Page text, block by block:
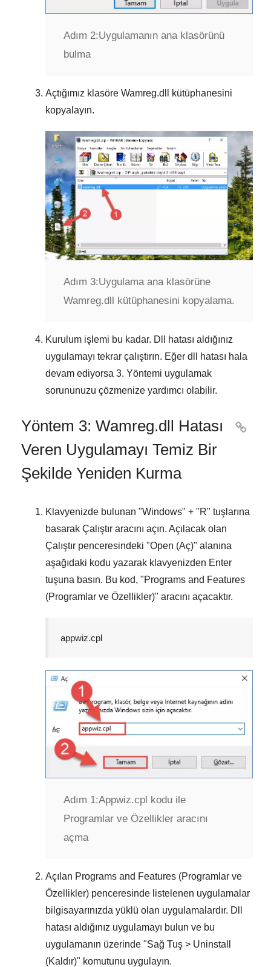
Adım 2:Uygulamanın ana klasörünü
bulma
Açtığımız klasöre Wamreg.dll
kütüphanesini
kopyalayın.
Adım 3:Uygulama ana klasörüne
Wamreg.dll kütüphanesini kopyalama.
Kurulum işlemi bu kadar. Dll hatası aldığınız
uygulamayı tekrar çalıştırın. Eğer dll hatası hala
devam ediyorsa 3. Yöntemi uygulamak
sorununuzu çözmenize yardımcı olabilir.
Yöntem 3: Wamreg.dll Hatası
Veren Uygulamayı Temiz Bir
Şekilde Yeniden Kurma

Klavyenizde bulunan "Windows" + "R" tuşlarına
basarak Çalıştır aracını açın. Açılacak olan
Çalıştır penceresindeki "Open (Aç)" alanına
aşağıdaki kodu yazarak klavyenizden Enter
tuşuna basın. Bu kod, "Programs and Features
(Programlar ve Özellikler)" aracını açacaktır.
appwiz.cpl
Adım 1:Appwiz.cpl kodu ile
Programlar ve Özellikler aracını
açma
Açılan Programs and Features (Programlar ve
Özellikler) penceresinde listelenen uygulamalar
bilgisayarınızda yüklü olan uygulamalardır. Dll
hatası aldığınız uygulamayı bulun ve bu
uygulamanın üzerinde "Sağ Tuş > Uninstall
(Kaldır)" komutunu uygulayın.